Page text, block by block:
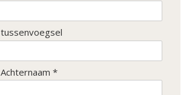
tussenvoegsel
Achternaam *